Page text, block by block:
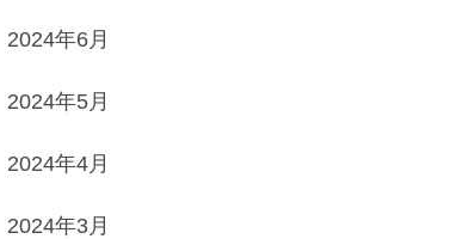
2024年6月
2024年5月
2024年4月
2024年3月